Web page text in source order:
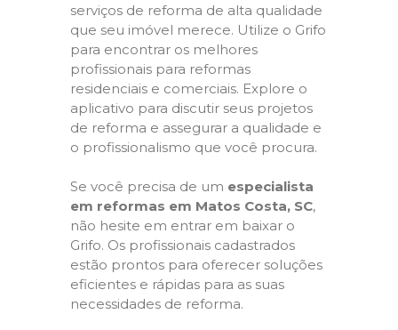
serviços de reforma de alta qualidade
que seu imóvel merece. Utilize o Grifo
para encontrar os melhores
profissionais para reformas
residenciais e comerciais. Explore o
aplicativo para discutir seus projetos
de reforma e assegurar a qualidade e
o profissionalismo que você procura.
Se você precisa de um especialista
em reformas em Matos Costa, SC,
não hesite em entrar em baixar o
Grifo. Os profissionais cadastrados
estão prontos para oferecer soluções
eficientes e rápidas para as suas
necessidades de reforma.